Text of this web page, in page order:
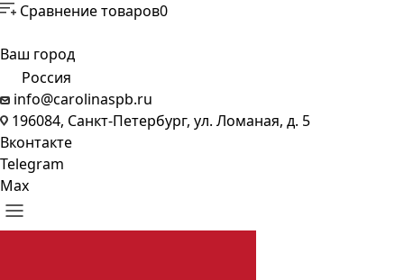
Сравнение товаров0
Ваш город
Россия
info@carolinaspb.ru
196084, Санкт-Петербург, ул. Ломаная, д. 5
Вконтакте
Telegram
Max